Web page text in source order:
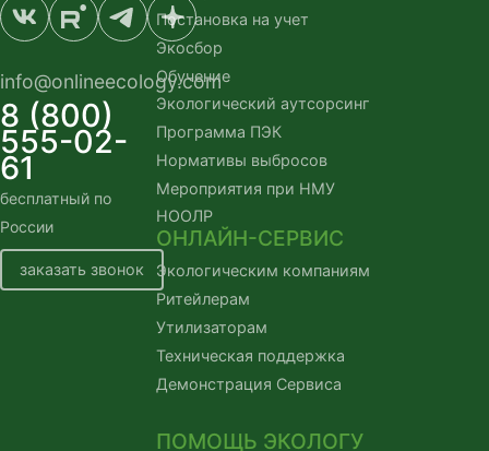
info@onlineecology.com
8 (800)
555-02-
61
бесплатный по
России
заказать звонок
Постановка на учет
Экосбор
Обучение
Экологический аутсорсинг
Программа ПЭК
Нормативы выбросов
Мероприятия при НМУ
НООЛР
ОНЛАЙН-СЕРВИС
Экологическим компаниям
Ритейлерам
Утилизаторам
Техническая поддержка
Демонстрация Сервиса
ПОМОЩЬ ЭКОЛОГУ